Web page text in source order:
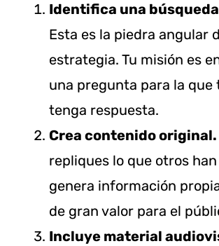
Identifica una
Esta es la piedra angular
estrategia. Tu misión es
una pregunta para la que
tenga respuesta.
Crea contenido original.
repliques lo que otros
genera información
de gran valor para el
Incluye material